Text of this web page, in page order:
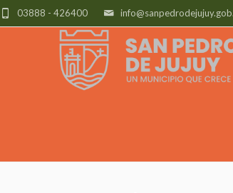
03888 - 426400